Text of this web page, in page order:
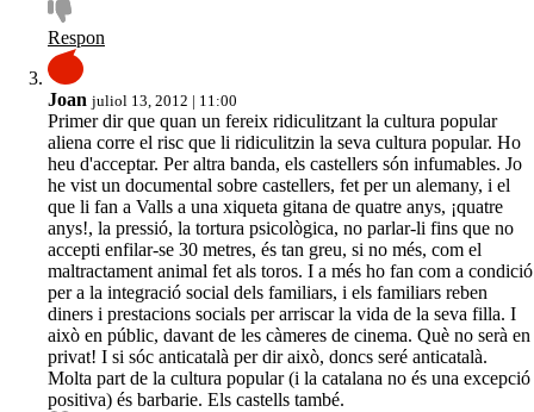
Respon
Joan juliol 13, 2012 | 11:00
Primer dir que quan un fereix ridiculitzant la cultura popular
aliena corre el risc que li ridiculitzin la seva cultura popular. Ho
heu d'acceptar. Per altra banda, els castellers són infumables. Jo
he vist un documental sobre castellers, fet per un alemany, i el
que li fan a Valls a una xiqueta gitana de quatre anys, ¡quatre
anys!, la pressió, la tortura psicològica, no parlar-li fins que no
accepti enfilar-se 30 metres, és tan greu, si no més, com el
maltractament animal fet als toros. I a més ho fan com a condició
per a la integració social dels familiars, i els familiars reben
diners i prestacions socials per arriscar la vida de la seva filla. I
això en públic, davant de les càmeres de cinema. Què no serà en
privat! I si sóc anticatalà per dir això, doncs seré anticatalà.
Molta part de la cultura popular (i la catalana no és una excepció
positiva) és barbarie. Els castells també.